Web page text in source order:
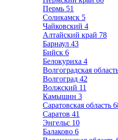
Пермь 51
Соликамск 5
Чайковский 4
Алтайский край 78
Барнаул 43
Бийск 6
Белокуриха 4
Волгоградская
Волгоград 42
Волжский 11
Камышин 3
Саратовская область
Саратов 41
Энгельс 10
Балаково 6